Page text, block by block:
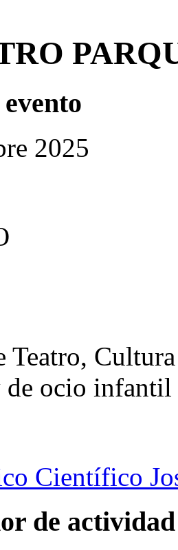
2025
Teatro,
de ocio infantil
Científico
de actividad